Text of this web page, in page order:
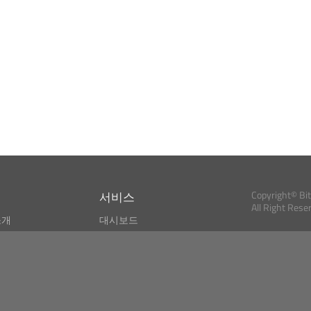
서비스
대시보드
Copyright©
All Right